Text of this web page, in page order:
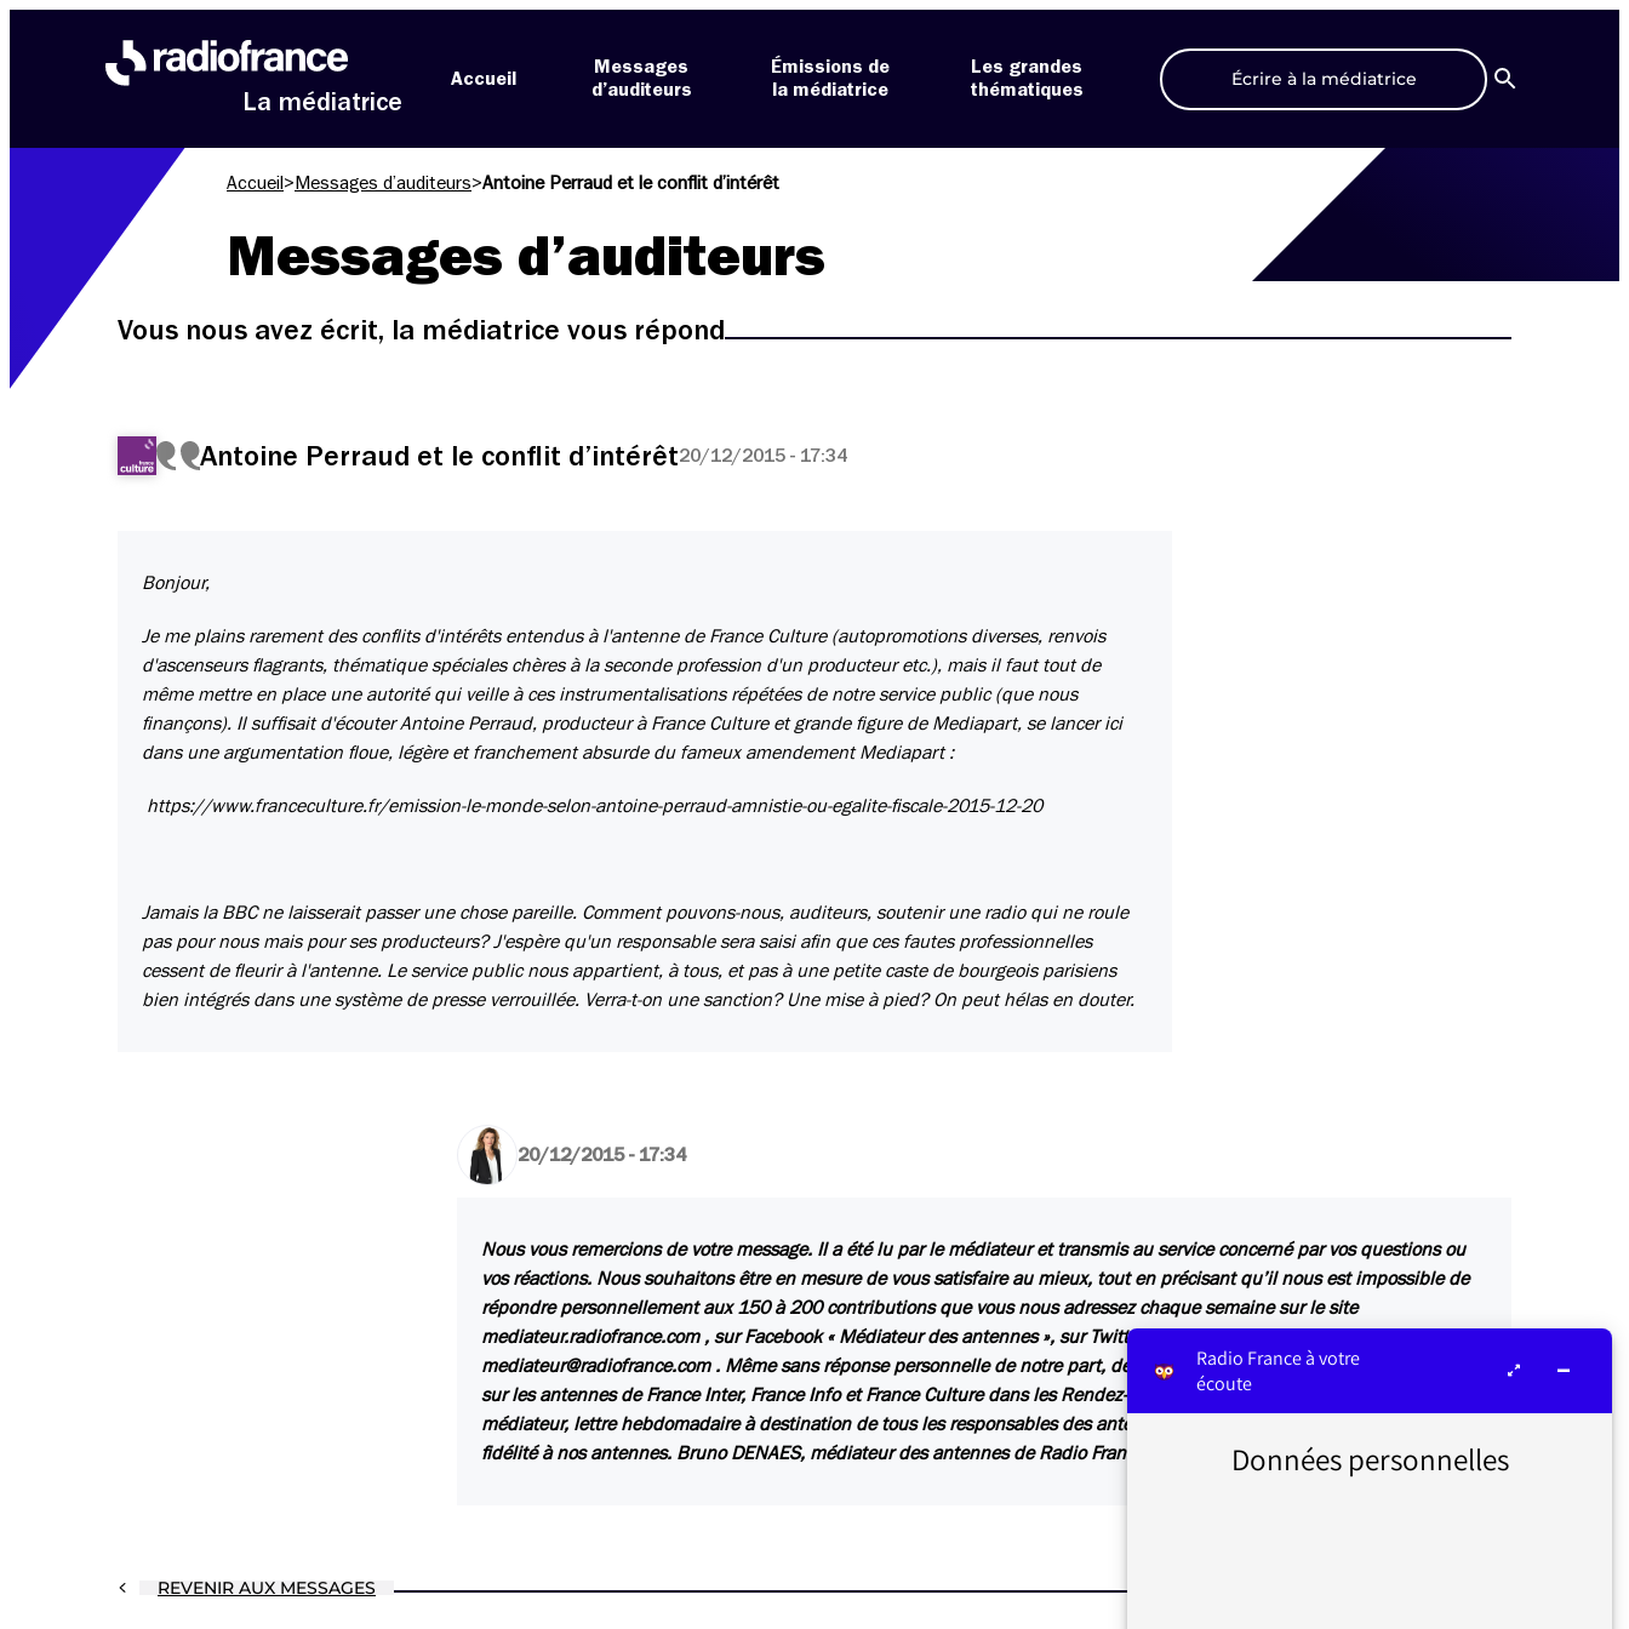
La médiatrice
Accueil
Messages
d’auditeurs
Émissions de
la médiatrice
Les grandes
thématiques
Écrire à la médiatrice
Recherche
Accueil > Messages d’auditeurs>Antoine Perraud et le conflit d’intérêt
Messages d’auditeurs
Vous nous avez écrit, la médiatrice vous répond
Antoine Perraud et le conflit d’intérêt20/12/2015 - 17:34
Bonjour,
Je me plains rarement des conflits d'intérêts entendus à l'antenne de France Culture (autopromotions diverses, renvois
d'ascenseurs flagrants, thématique spéciales chères à la seconde profession d'un producteur etc.), mais il faut tout de
même mettre en place une autorité qui veille à ces instrumentalisations répétées de notre service public (que nous
finançons). Il suffisait d'écouter Antoine Perraud, producteur à France Culture et grande figure de Mediapart, se lancer ici
dans une argumentation floue, légère et franchement absurde du fameux amendement Mediapart :
https://www.franceculture.fr/emission-le-monde-selon-antoine-perraud-amnistie-ou-egalite-fiscale-2015-12-20
Jamais la BBC ne laisserait passer une chose pareille. Comment pouvons-nous, auditeurs, soutenir une radio qui ne roule
pas pour nous mais pour ses producteurs? J'espère qu'un responsable sera saisi afin que ces fautes professionnelles
cessent de fleurir à l'antenne. Le service public nous appartient, à tous, et pas à une petite caste de bourgeois parisiens
bien intégrés dans une système de presse verrouillée. Verra-t-on une sanction? Une mise à pied? On peut hélas en douter.
20/12/2015 - 17:34
Nous vous remercions de votre message. Il a été lu par le médiateur et transmis au service concerné par vos questions ou
vos réactions. Nous souhaitons être en mesure de vous satisfaire au mieux, tout en précisant qu’il nous est impossible de
répondre personnellement aux 150 à 200 contributions que vous nous adressez chaque semaine sur le site
mediateur.radiofrance.com , sur Facebook « Médiateur des antennes », sur Twitter « @mediateurRF » ou par mail
mediateur@radiofrance.com . Même sans réponse personnelle de notre part, de nombreuses contributions sont relayées
sur les antennes de France Inter, France Info et France Culture dans les Rendez-vous du médiateur ou dans Les infos du
médiateur, lettre hebdomadaire à destination de tous les responsables des antennes de Radio France.Merci de votre
fidélité à nos antennes. Bruno DENAES, médiateur des antennes de Radio France.
REVENIR AUX MESSAGES
Radio France à votre
écoute
Données personnelles